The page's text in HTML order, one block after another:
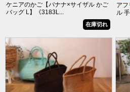
ケニアのかご【バナナ×サイザル かご
バッグ L】《3183L...
在庫切れ
ア
ル